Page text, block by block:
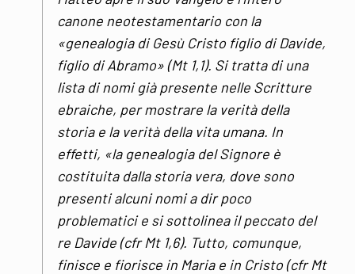
canone neotestamentario con la
«genealogia di Gesù Cristo figlio di Davide,
figlio di Abramo» (Mt 1,1). Si tratta di una
lista di nomi già presente nelle Scritture
ebraiche, per mostrare la verità della
storia e la verità della vita umana. In
effetti, «la genealogia del Signore è
costituita dalla storia vera, dove sono
presenti alcuni nomi a dir poco
problematici e si sottolinea il peccato del
re Davide (cfr Mt 1,6). Tutto, comunque,
finisce e fiorisce in Maria e in Cristo (cfr Mt